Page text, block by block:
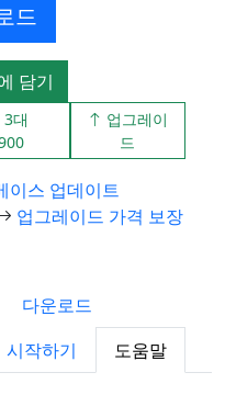
드
담기
3대
업그레이
드
이스 업데이트
업그레이드 가격 보장
다운로드
시작하기 도움말